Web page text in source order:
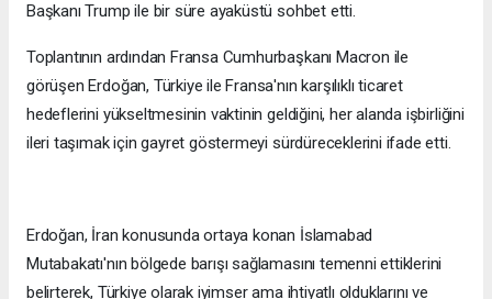
Başkanı Trump ile bir süre ayaküstü sohbet etti.
Toplantının ardından Fransa Cumhurbaşkanı Macron ile
görüşen Erdoğan, Türkiye ile Fransa'nın karşılıklı ticaret
hedeflerini yükseltmesinin vaktinin geldiğini, her alanda işbirliğini
ileri taşımak için gayret göstermeyi sürdüreceklerini ifade etti.
Erdoğan, İran konusunda ortaya konan İslamabad
Mutabakatı'nın bölgede barışı sağlamasını temenni ettiklerini
belirterek, Türkiye olarak iyimser ama ihtiyatlı olduklarını ve